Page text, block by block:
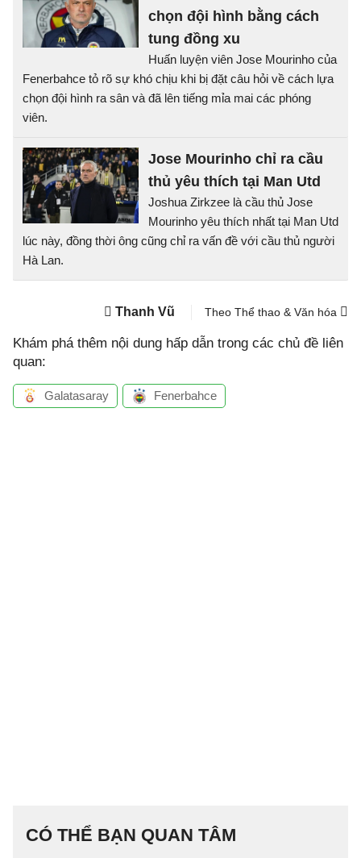
chọn đội hình bằng cách
tung đồng xu
Huấn luyện viên Jose Mourinho của
Fenerbahce tỏ rõ sự khó chịu khi bị đặt câu hỏi về cách lựa
chọn đội hình ra sân và đã lên tiếng mỉa mai các phóng
viên.
Jose Mourinho chỉ ra cầu
thủ yêu thích tại Man Utd
Joshua Zirkzee là cầu thủ Jose
Mourinho yêu thích nhất tại Man Utd
lúc này, đồng thời ông cũng chỉ ra vấn đề với cầu thủ người
Hà Lan.
Thanh Vũ Theo Thể thao & Văn hóa
Khám phá thêm nội dung hấp dẫn trong các chủ đề liên
quan:
Galatasaray Fenerbahce
CÓ THỂ BẠN QUAN TÂM